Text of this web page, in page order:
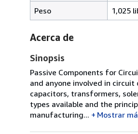
Peso
1,025
Acerca de
Sinopsis
Passive Components for
and anyone involved in
capacitors, transformers,
types available and the
manufacturing...
Mostrar